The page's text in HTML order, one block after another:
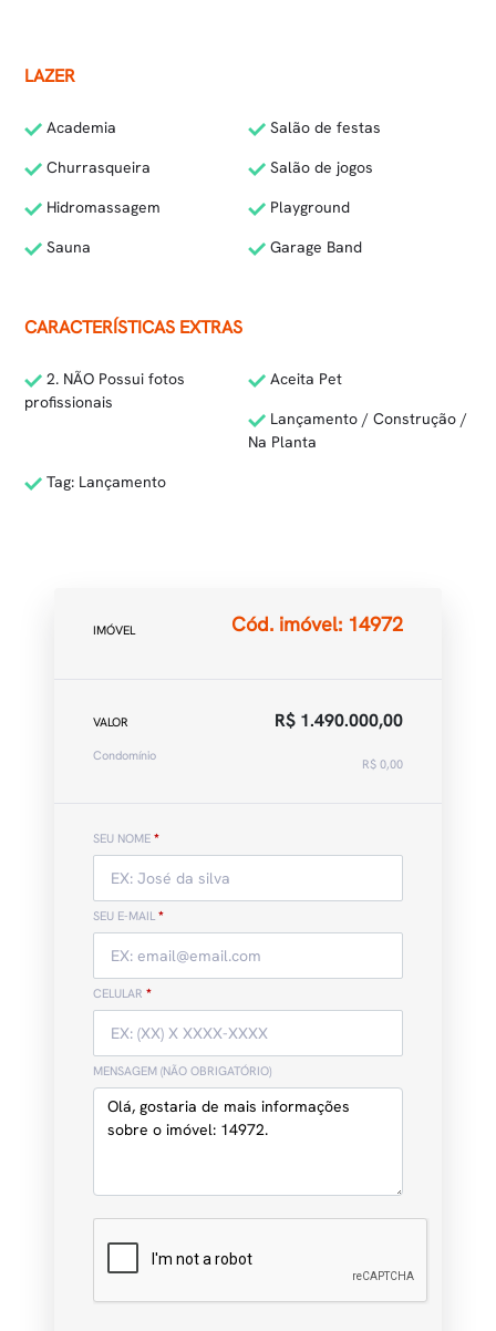
LAZER
Academia
Salão de festas
Churrasqueira
Salão de jogos
Hidromassagem
Playground
Sauna
Garage Band
CARACTERÍSTICAS EXTRAS
2. NÃO Possui fotos
profissionais
Aceita Pet
Lançamento / Construção /
Na Planta
Tag: Lançamento
IMÓVEL Cód. imóvel: 14972
VALOR R$ 1.490.000,00
Condomínio
R$ 0,00
SEU NOME *
SEU E-MAIL *
CELULAR *
MENSAGEM (NÃO OBRIGATÓRIO)